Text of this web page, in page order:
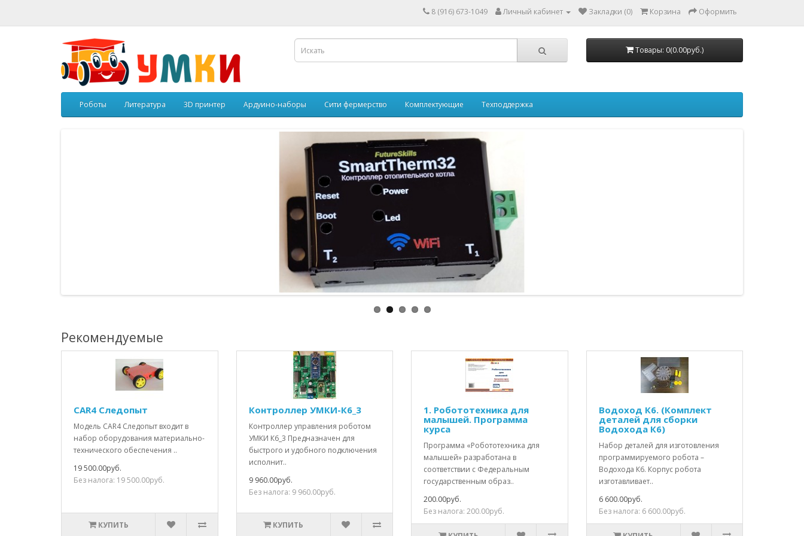
8 (916) 673-1049 Личный кабинет Закладки (0) Корзина Оформить
Товары: 0(0.00руб.)
Роботы Литература 3D принтер Ардуино-наборы Сити фермерство Комплектующие Техподдержка
Рекомендуемые
CAR4 Следопыт
Модель CAR4 Следопыт входит в
набор оборудования материально-
технического обеспечения ..
19 500.00руб.
Без налога: 19 500.00руб.
КУПИТЬ
Контроллер УМКИ-К6_3
Контроллер управления роботом
УМКИ К6_3 Предназначен для
быстрого и удобного подключения
исполнит..
9 960.00руб.
Без налога: 9 960.00руб.
КУПИТЬ
1. Робототехника для
малышей. Программа
курса
Программа «Робототехника для
малышей» разработана в
соответствии с Федеральным
государственным образ..
200.00руб.
Без налога: 200.00руб.
Водоход К6. (Комплект
деталей для сборки
Водохода К6)
Набор деталей для изготовления
программируемого робота –
Водохода К6. Корпус робота
изготавливает..
6 600.00руб.
Без налога: 6 600.00руб.